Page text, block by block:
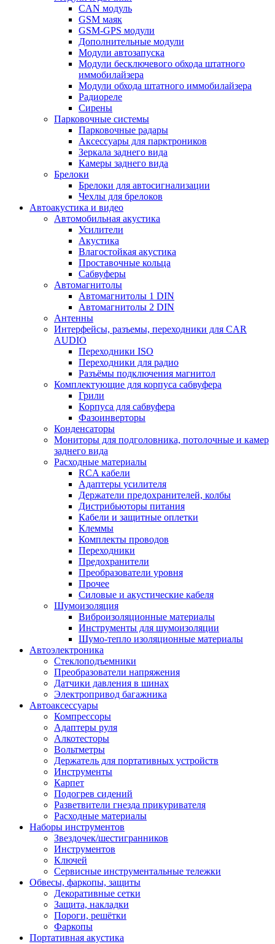
CAN модуль
GSM маяк
GSM-GPS модули
Дополнительные модули
Модули автозапуска
Модули бесключевого обхода штатного
иммобилайзера
Модули обхода штатного иммобилайзера
Радиореле
Сирены
Парковочные системы
Парковочные радары
Аксессуары для парктроников
Зеркала заднего вида
Камеры заднего вида
Брелоки
Брелоки для автосигнализации
Чехлы для брелоков
Автоакустика и видео
Автомобильная акустика
Усилители
Акустика
Влагостойкая акустика
Проставочные кольца
Сабвуферы
Автомагнитолы
Автомагнитолы 1 DIN
Автомагнитолы 2 DIN
Антенны
Интерфейсы, разъемы, переходники для CAR
AUDIO
Переходники ISO
Переходники для радио
Разъёмы подключения магнитол
Комплектующие для корпуса сабвуфера
Грили
Корпуса для сабвуфера
Фазоинверторы
Конденсаторы
Мониторы для подголовника, потолочные и камер
заднего вида
Расходные материалы
RCA кабели
Адаптеры усилителя
Держатели предохранителей, колбы
Дистрибьюторы питания
Кабели и защитные оплетки
Клеммы
Комплекты проводов
Переходники
Предохранители
Преобразователи уровня
Прочее
Силовые и акустические кабеля
Шумоизоляция
Виброизоляционные материалы
Инструменты для шумоизоляции
Шумо-тепло изоляционные материалы
Автоэлектроника
Стеклоподъемники
Преобразователи напряжения
Датчики давления в шинах
Электропривод багажника
Автоаксессуары
Компрессоры
Адаптеры руля
Алкотесторы
Вольтметры
Держатель для портативных устройств
Инструменты
Карпет
Подогрев сидений
Разветвители гнезда прикуривателя
Расходные материалы
Наборы инструментов
Звездочек/шестигранников
Инструментов
Ключей
Сервисные инструментальные тележки
Обвесы, фаркопы, защиты
Декоративные сетки
Защита, накладки
Пороги, решётки
Фаркопы
Портативная акустика